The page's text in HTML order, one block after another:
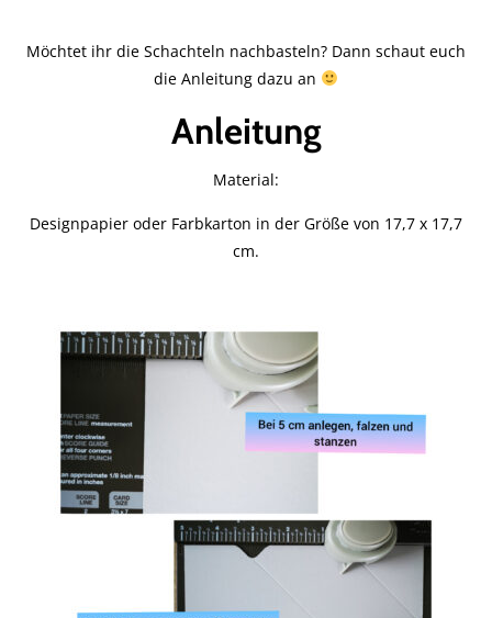
Möchtet ihr die Schachteln nachbasteln? Dann schaut euch
die Anleitung dazu an
Anleitung
Material:
Designpapier oder Farbkarton in der Größe von 17,7 x 17,7
cm.